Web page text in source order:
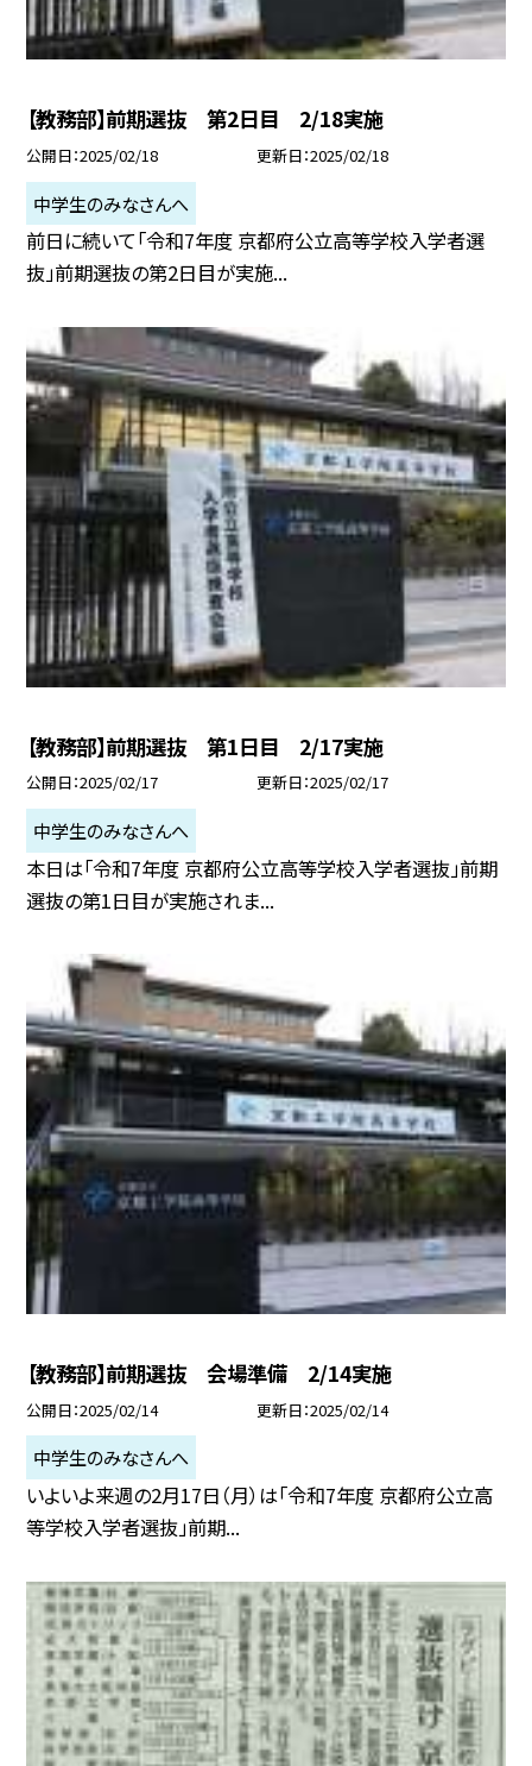
【教務部】前期選抜 第2日目 2/18実施
公開日 2025/02/18 更新日 2025/02/18
中学生のみなさんへ
前日に続いて「令和7年度 京都府公立高等学校入学者選
抜」前期選抜の第2日目が実施...
【教務部】前期選抜 第1日目 2/17実施
公開日 2025/02/17 更新日 2025/02/17
中学生のみなさんへ
本日は「令和7年度 京都府公立高等学校入学者選抜」前期
選抜の第1日目が実施されま...
【教務部】前期選抜 会場準備 2/14実施
公開日 2025/02/14 更新日 2025/02/14
中学生のみなさんへ
いよいよ来週の2月17日（月）は「令和7年度 京都府公立高
等学校入学者選抜」前期...